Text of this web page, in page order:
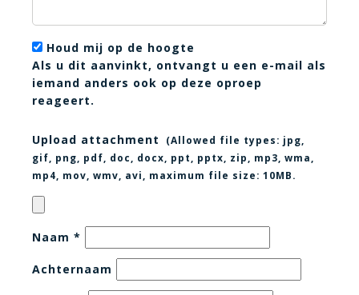
Houd mij op de hoogte
Als u dit aanvinkt, ontvangt u een e-mail als
iemand anders ook op deze oproep
reageert.
Upload attachment (Allowed file types: jpg,
gif, png, pdf, doc, docx, ppt, pptx, zip, mp3, wma,
mp4, mov, wmv, avi
, maximum file size: 10MB.
Naam *
Achternaam